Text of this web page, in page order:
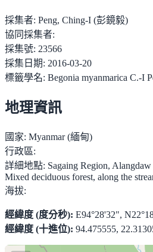
採集者: Peng, Ching-I (彭鏡毅)
協同採集者:
採集號: 23566
採集日期: 2016-03-20
標籤學名: Begonia myanmarica C.-I
地理資訊
國家: Myanmar (緬甸)
行政區:
詳細地點: Sagaing Region,
Mixed deciduous forest, along the
海拔:
經緯度 (度分秒): E94°28'32",
經緯度 (十進位): 94.475555,